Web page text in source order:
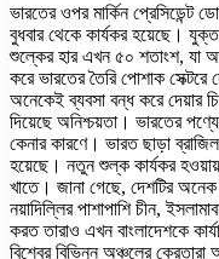
ভারতের ওপর মার্কিন প্রেসিডেন্ট
বুধবার থেকে কার্যকর হয়েছে।
শুল্কের হার এখন ৫০ শতাংশ, যা
করে ভারতের তৈরি পোশাক সেক্টরে
অনেকেই ব্যবসা বন্ধ করে দেয়ার
দিয়েছে অনিশ্চয়তা। ভারতের
কেনার কারণে। ভারত ছাড়া
হয়েছে। নতুন শুল্ক কার্যকর হওয়ায়
খাতে। জানা গেছে, দেশটির
নয়াদিল্লির পাশাপাশি চীন,
করত তারাও এখন বাংলাদেশকে
বিশ্বের বিভিন্ন অঞ্চলের